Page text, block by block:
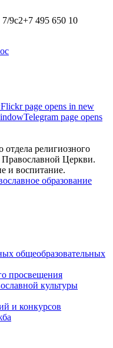
9с2+7 495 650 10
Flickr page opens in new
Telegram page opens
религиозного
Православной Церкви.
и воспитание.
общеобразовательных
просвещения
культуры
и конкурсов